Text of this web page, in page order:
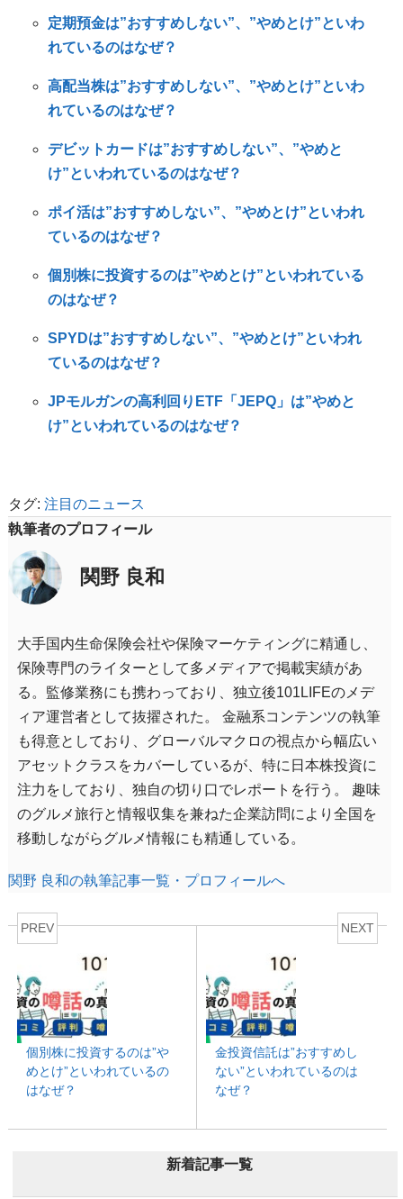
定期預金は”おすすめしない”、”やめとけ”といわ
れているのはなぜ？
高配当株は”おすすめしない”、”やめとけ”といわ
れているのはなぜ？
デビットカードは”おすすめしない”、”やめと
け”といわれているのはなぜ？
ポイ活は”おすすめしない”、”やめとけ”といわれ
ているのはなぜ？
個別株に投資するのは”やめとけ”といわれている
のはなぜ？
SPYDは”おすすめしない”、”やめとけ”といわれ
ているのはなぜ？
JPモルガンの高利回りETF「JEPQ」は”やめと
け”といわれているのはなぜ？
タグ: 注目のニュース
執筆者のプロフィール
関野 良和
大手国内生命保険会社や保険マーケティングに精通し、
保険専門のライターとして多メディアで掲載実績があ
る。監修業務にも携わっており、独立後101LIFEのメデ
ィア運営者として抜擢された。 金融系コンテンツの執筆
も得意としており、グローバルマクロの視点から幅広い
アセットクラスをカバーしているが、特に日本株投資に
注力をしており、独自の切り口でレポートを行う。 趣味
のグルメ旅行と情報収集を兼ねた企業訪問により全国を
移動しながらグルメ情報にも精通している。
関野 良和の執筆記事一覧・プロフィールへ
PREV
個別株に投資するのは”や
めとけ”といわれているの
はなぜ？
NEXT
金投資信託は”おすすめし
ない”といわれているのは
なぜ？
新着記事一覧